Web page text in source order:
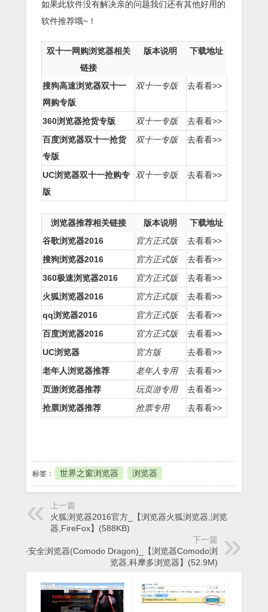
如果此软件没有解决亲的问题我们还有其他好用的
软件推荐哦~！
双十一网购浏览器相关
链接
版本说明 下载地址
搜狗高速浏览器双十一
网购专版
双十一专版 去看看>>
360浏览器抢货专版 双十一专版
去看看>>
百度浏览器双十一抢货
专版
双十一专版 去看看>>
UC浏览器双十一抢购专
版
双十一专版 去看看>>
浏览器推荐相关链接 版本说明
下载地址
谷歌浏览器2016
官方正式版
去看看>>
搜狗浏览器2016
官方正式版
去看看>>
360极速浏览器2016
官方正式版
去看看>>
火狐浏览器2016
官方正式版
去看看>>
qq浏览器2016
官方正式版
去看看>>
百度浏览器2016
官方正式版
去看看>>
UC浏览器
官方版
去看看>>
老年人浏览器推荐
老年人专用
去看看>>
页游浏览器推荐
玩页游专用
去看看>>
抢票浏览器推荐
抢票专用 去看看>>
标签： 世界之窗浏览器 浏览器
上一篇
火狐浏览器2016官方_【浏览器火狐浏览器,浏览
器,FireFox】(588KB)
下一篇
科摩多安全浏览器(Comodo Dragon)_【浏览器Comodo浏
览器,科摩多浏览器】(52.9M)